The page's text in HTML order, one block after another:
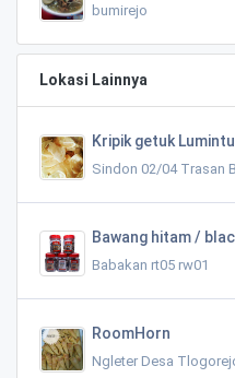
bumirejo
Lokasi Lainnya
Kripik getuk Lumintu
Sindon 02/04 Trasan
Bawang hitam /
Babakan rt05 rw01
RoomHorn
Ngleter Desa